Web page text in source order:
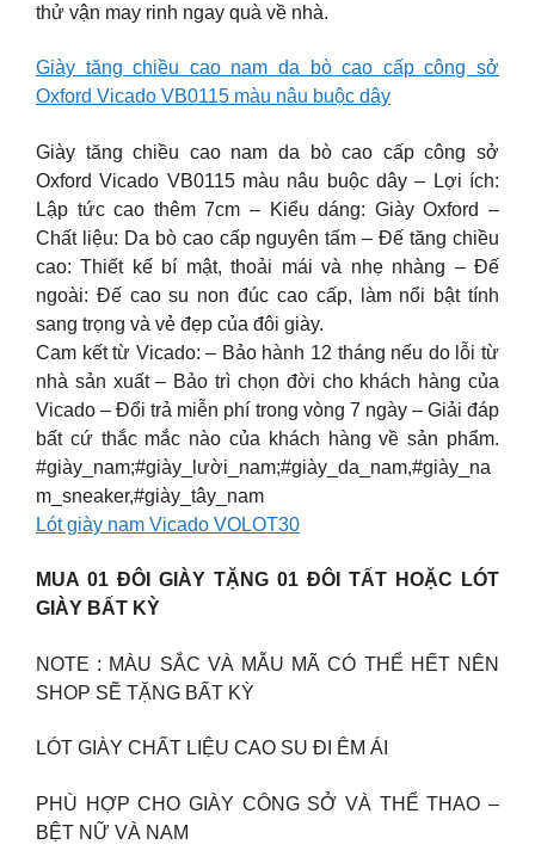
thử vận may rinh ngay quà về nhà.
Giày tăng chiều cao nam da bò cao cấp công sở
Oxford Vicado VB0115 màu nâu buộc dây
Giày tăng chiều cao nam da bò cao cấp công sở
Oxford Vicado VB0115 màu nâu buộc dây – Lợi ích:
Lập tức cao thêm 7cm – Kiểu dáng: Giày Oxford –
Chất liệu: Da bò cao cấp nguyên tấm – Đế tăng chiều
cao: Thiết kế bí mật, thoải mái và nhẹ nhàng – Đế
ngoài: Đế cao su non đúc cao cấp, làm nổi bật tính
sang trọng và vẻ đẹp của đôi giày.
Cam kết từ Vicado: – Bảo hành 12 tháng nếu do lỗi từ
nhà sản xuất – Bảo trì chọn đời cho khách hàng của
Vicado – Đổi trả miễn phí trong vòng 7 ngày – Giải đáp
bất cứ thắc mắc nào của khách hàng về sản phẩm.
#giày_nam;#giày_lười_nam;#giày_da_nam,#giày_na
m_sneaker,#giày_tây_nam
Lót giày nam Vicado VOLOT30
MUA 01 ĐÔI GIÀY TẶNG 01 ĐÔI TẤT HOẶC LÓT
GIÀY BẤT KỲ
NOTE : MÀU SẮC VÀ MẪU MÃ CÓ THỂ HẾT NÊN
SHOP SẼ TẶNG BẤT KỲ
LÓT GIÀY CHẤT LIỆU CAO SU ĐI ÊM ÁI
PHÙ HỢP CHO GIÀY CÔNG SỞ VÀ THỂ THAO –
BỆT NỮ VÀ NAM